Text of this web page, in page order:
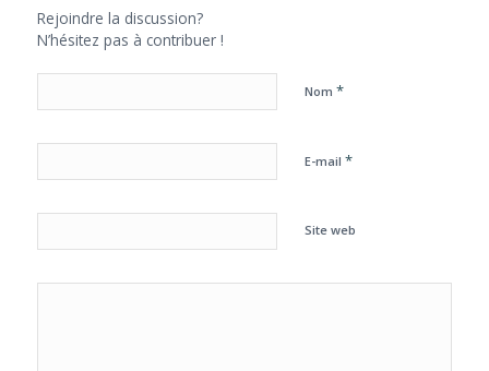
Rejoindre la discussion?
N’hésitez pas à contribuer !
Nom *
E-mail *
Site web